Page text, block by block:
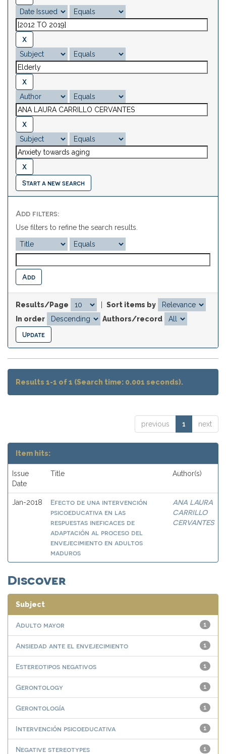
Start a new search
Add filters:
Use filters to refine the search results.
Results/Page
Sort items by
In order
Authors/record
Results 1-1 of 1 (Search time: 0.001 seconds).
previous 1 next
Item hits:
Issue
Date
Title Author(s)
Jan-2018
Efecto de una intervención
psicoeducativa en las
respuestas ineficaces de
adaptación al proceso del
envejecimiento en adultos
maduros
ANA LAURA
CARRILLO
CERVANTES
Discover
Subject
1
Adulto mayor
1
Ansiedad ante el envejecimiento
1
Estereotipos negativos
1
Gerontology
1
Gerontología
1
Intervención psicoeducativa
1
Negative stereotypes